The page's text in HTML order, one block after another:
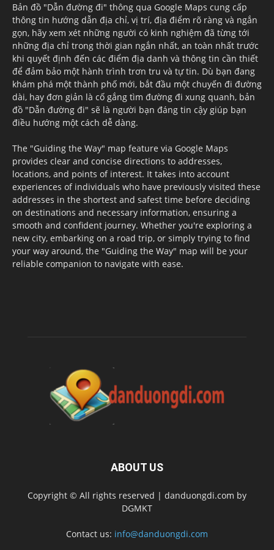
Bản đồ "Dẫn đường đi" thông qua Google Maps cung cấp
thông tin hướng dẫn địa chỉ, vị trí, địa điểm rõ ràng và ngắn
gọn, hãy xem xét những người có kinh nghiệm đã từng tới
những địa chỉ trong thời gian ngắn nhất, an toàn nhất trước
khi quyết định đến các điểm địa danh và thông tin cần thiết
để đảm bảo một hành trình trơn tru và tự tin. Dù bạn đang
khám phá một thành phố mới, bắt đầu một chuyến đi đường
dài, hay đơn giản là cố gắng tìm đường đi xung quanh, bản
đồ "Dẫn đường đi" sẽ là người bạn đáng tin cậy giúp bạn
điều hướng một cách dễ dàng.
The "Guiding the Way" map feature via Google Maps
provides clear and concise directions to addresses,
locations, and points of interest. It takes into account
experiences of individuals who have previously visited these
addresses in the shortest and safest time before deciding
on destinations and necessary information, ensuring a
smooth and confident journey. Whether you're exploring a
new city, embarking on a road trip, or simply trying to find
your way around, the "Guiding the Way" map will be your
reliable companion to navigate with ease.
ABOUT US
Copyright © All rights reserved | danduongdi.com by
DGMKT
Contact us: info@danduongdi.com